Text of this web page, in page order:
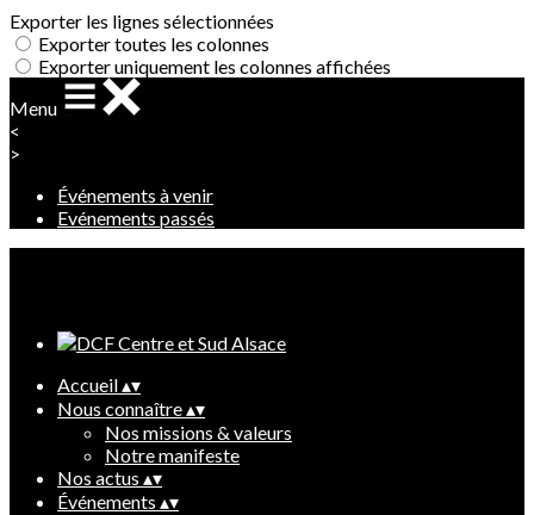
Exporter les lignes sélectionnées
Exporter toutes les colonnes
Exporter uniquement les colonnes affichées
Menu
<
>
Événements à venir
Evénements passés
Accueil▴▾
Nous connaître▴▾
Nos missions & valeurs
Notre manifeste
Nos actus ▴▾
Événements ▴▾